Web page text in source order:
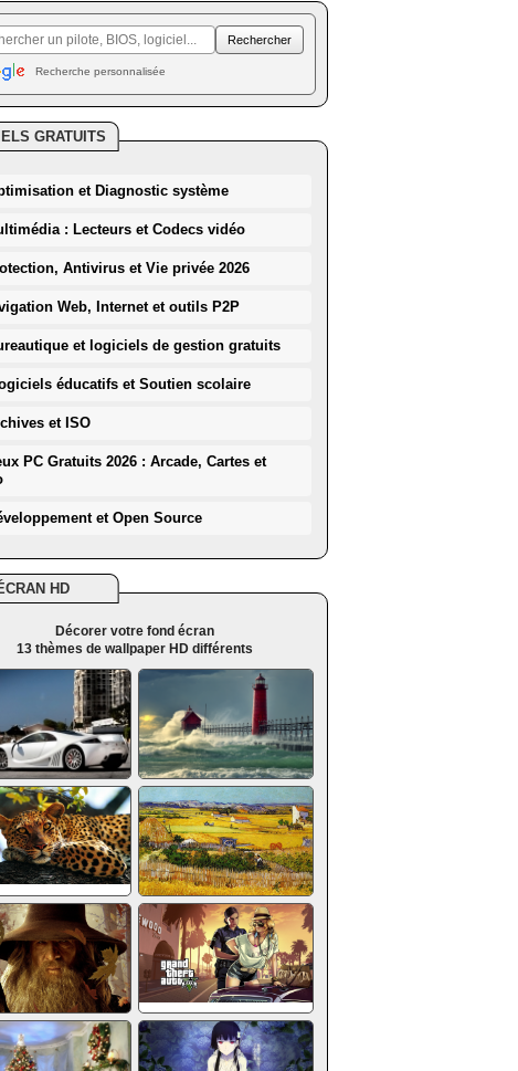
Recherche personnalisée
GRATUITS
et Diagnostic système
: Lecteurs et Codecs vidéo
Antivirus et Vie privée 2026
Web, Internet et outils P2P
et logiciels de gestion gratuits
éducatifs et Soutien scolaire
et ISO
PC Gratuits 2026 : Arcade, Cartes et
et Open Source
HD
Décorer votre fond écran
13 thèmes de wallpaper HD différents